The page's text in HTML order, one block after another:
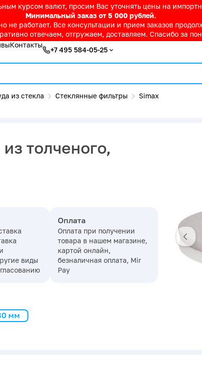
курсом валют, просим Вас уточнять цены на
Минимальный заказ от 5 000 рублей.
работает. Все консультации и прием заказов
отвечаем, отгружаем, доставляем. Спасибо за
Контакты
+7 495 584-05-25
из стекла Стеклянные фильтры Simax
толченого,
виды
Оплата
Оплата при получении
товара в нашем магазине,
картой онлайн,
безналичная оплата, Mir
Pay
мм